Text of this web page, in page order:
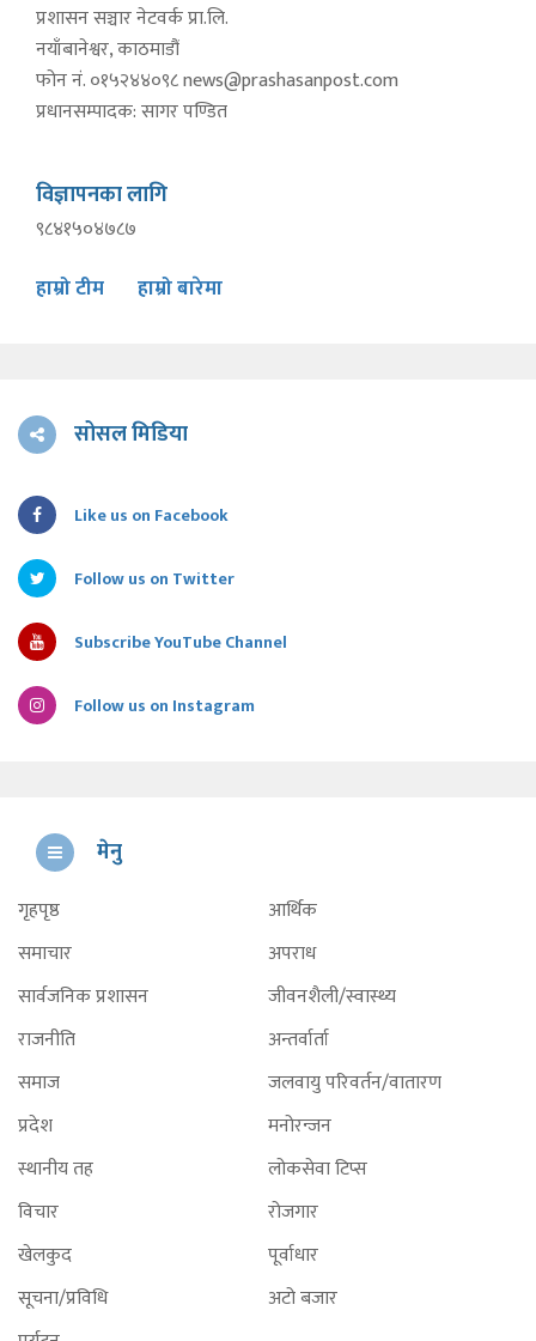
प्रशासन सञ्चार नेटवर्क प्रा.लि.
नयाँबानेश्वर, काठमाडौं
फोन नं. ०१५२४४०९८news@prashasanpost.com
प्रधानसम्पादक: सागर पण्डित
विज्ञापनका लागि
९८४१५०४७८७
हाम्रो टीम हाम्रो बारेमा
सोसल मिडिया
Like us on Facebook
Follow us on Twitter
Subscribe YouTube Channel
Follow us on Instagram
मेनु
गृहपृष्ठ
समाचार
सार्वजनिक प्रशासन
राजनीति
समाज
प्रदेश
स्थानीय तह
विचार
खेलकुद
सूचना/प्रविधि
आर्थिक
अपराध
जीवनशैली/स्वास्थ्य
अन्तर्वार्ता
जलवायु परिवर्तन/वातारण
मनोरन्जन
लोकसेवा टिप्स
रोजगार
पूर्वाधार
अटो बजार